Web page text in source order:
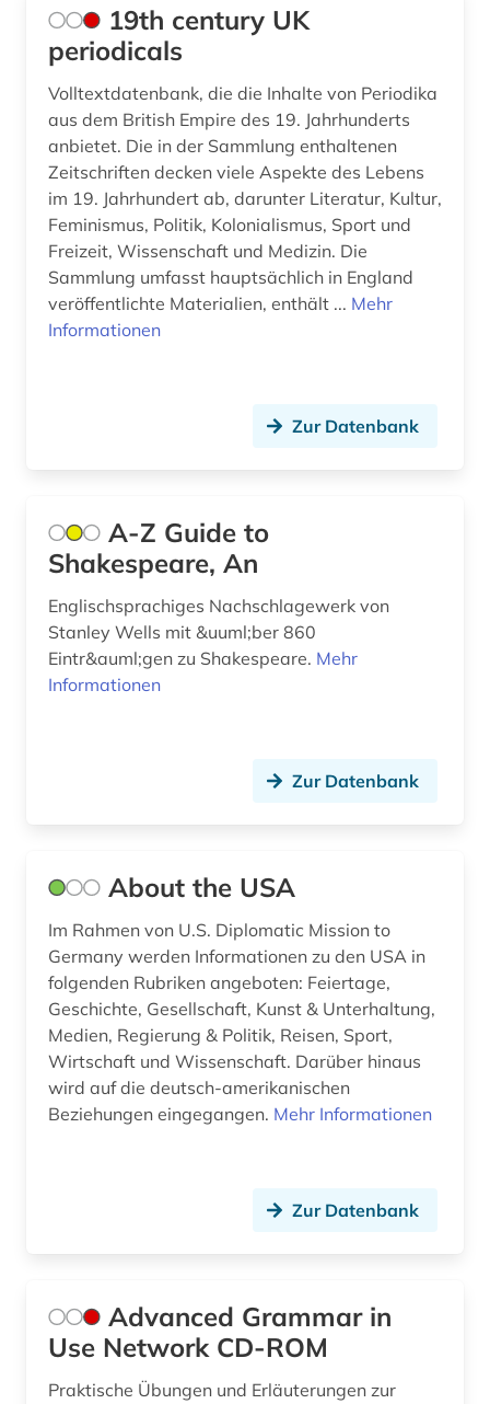
christopher marlowe (1)
cloudbasiert (1)
comic (5)
commonwealth (8)
congress (3)
corpus (1)
darstellende kunst (1)
deutsche philologie (1)
dialekt (1)
dickens (1)
didaktik (1)
dissertation (2)
dokumentarfilm (1)
dokumentation (1)
doyle (1)
drama (24)
drehbuch (1)
dänisch (2)
e-book-paket (1)
19th century UK
periodicals
Volltextdatenbank, die die Inhalte von Periodika
aus dem British Empire des 19. Jahrhunderts
anbietet. Die in der Sammlung enthaltenen
Zeitschriften decken viele Aspekte des Lebens
im 19. Jahrhundert ab, darunter Literatur, Kultur,
Feminismus, Politik, Kolonialismus, Sport und
Freizeit, Wissenschaft und Medizin. Die
Sammlung umfasst hauptsächlich in England
veröffentlichte Materialien, enthält ... Mehr
Informationen
Zur Datenbank
A-Z Guide to
Shakespeare, An
Englischsprachiges Nachschlagewerk von
Stanley Wells mit &uuml;ber 860
Eintr&auml;gen zu Shakespeare. Mehr
Informationen
Zur Datenbank
About the USA
Im Rahmen von U.S. Diplomatic Mission to
Germany werden Informationen zu den USA in
folgenden Rubriken angeboten: Feiertage,
Geschichte, Gesellschaft, Kunst & Unterhaltung,
Medien, Regierung & Politik, Reisen, Sport,
Wirtschaft und Wissenschaft. Darüber hinaus
wird auf die deutsch-amerikanischen
Beziehungen eingegangen. Mehr Informationen
Zur Datenbank
Advanced Grammar in
Use Network CD-ROM
Praktische Übungen und Erläuterungen zur